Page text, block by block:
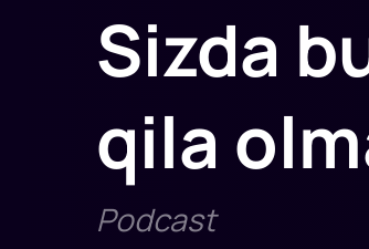
Sizda
qila
Podcast